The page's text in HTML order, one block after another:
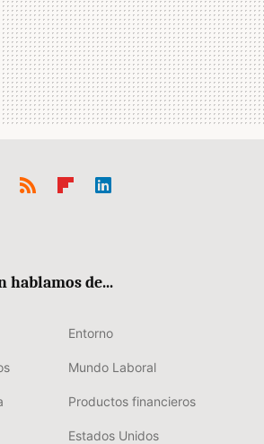
hablamos de...
Entorno
Mundo Laboral
Productos financieros
Estados Unidos